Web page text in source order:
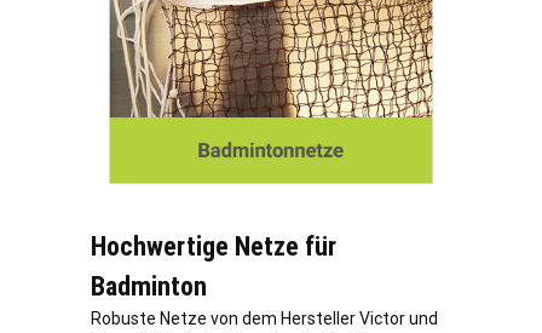
Hochwertige Netze für
Badminton
Robuste Netze von dem Hersteller Victor und